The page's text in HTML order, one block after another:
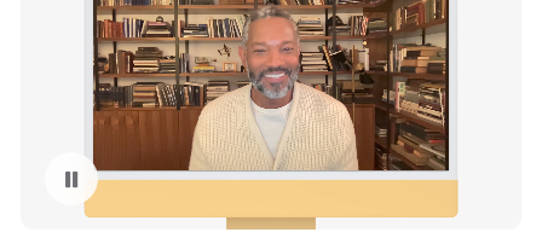
暂停播放视频 iMac 摄像头